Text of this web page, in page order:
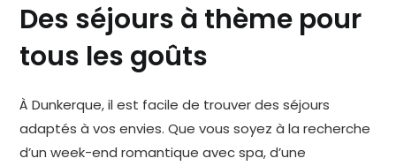
Des séjours à thème pour
tous les goûts
À Dunkerque, il est facile de trouver des séjours
adaptés à vos envies. Que vous soyez à la recherche
d’un week-end romantique avec spa, d’une